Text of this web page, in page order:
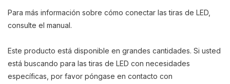
Para más información sobre cómo conectar las tiras de LED,
consulte el manual.
Este producto está disponible en grandes cantidades. Si usted
está buscando para las tiras de LED con necesidades
específicas, por favor póngase en contacto con